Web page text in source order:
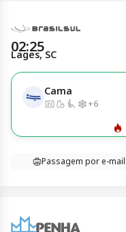
02:25
Lages, SC
Cama
+6
Passagem por e-mail